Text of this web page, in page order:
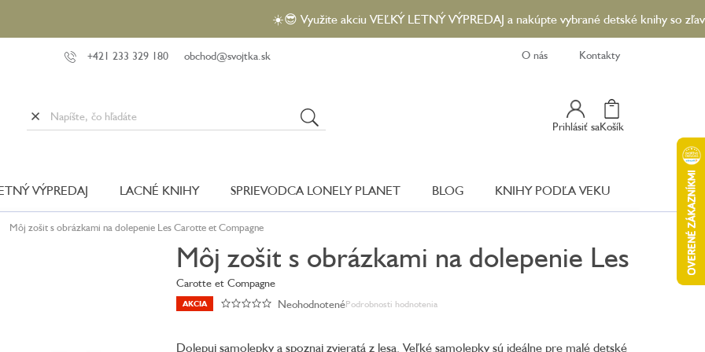
☀️😎 Využite akciu VEĽKÝ LETNÝ VÝPREDAJ a nakúpte vybrané detské knihy so zľavou
+421 233 329 180 obchod@svojtka.sk O nás Kontakty
Prihlásiť sa
Nákupný
Košík
VÝPREDAJ LACNÉ KNIHY SPRIEVODCA LONELY PLANET BLOG KNIHY PODĽA VEKU
Môj zošit s obrázkami na dolepenie LesCarotte et Compagne
Môj zošit s obrázkami na dolepenie Les
Carotte et Compagne
Podrobnosti hodnotenia
AKCIA
Priemerné
Neohodnotené
Dolepuj samolepky a spoznaj zvieratá z lesa. Veľké samolepky sú ideálne pre malé detské